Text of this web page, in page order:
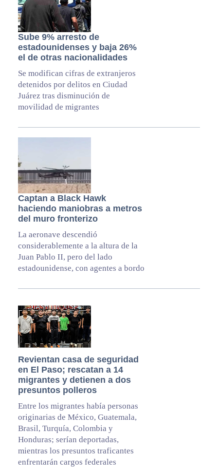
Sube 9% arresto de
estadounidenses y baja 26%
el de otras nacionalidades
Se modifican cifras de extranjeros
detenidos por delitos en Ciudad
Juárez tras disminución de
movilidad de migrantes
Captan a Black Hawk
haciendo maniobras a metros
del muro fronterizo
La aeronave descendió
considerablemente a la altura de la
Juan Pablo II, pero del lado
estadounidense, con agentes a bordo
Revientan casa de seguridad
en El Paso; rescatan a 14
migrantes y detienen a dos
presuntos polleros
Entre los migrantes había personas
originarias de México, Guatemala,
Brasil, Turquía, Colombia y
Honduras; serían deportadas,
mientras los presuntos traficantes
enfrentarán cargos federales